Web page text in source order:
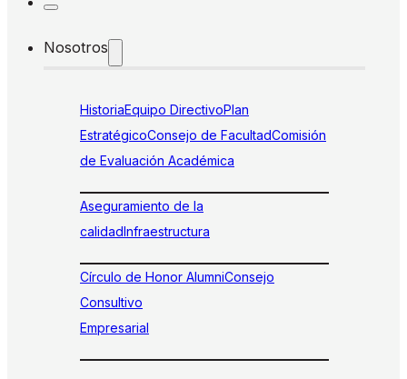
Nosotros
HistoriaEquipo DirectivoPlan
EstratégicoConsejo de FacultadComisión
de Evaluación Académica
Aseguramiento de la
calidadInfraestructura
Círculo de Honor AlumniConsejo
Consultivo
Empresarial